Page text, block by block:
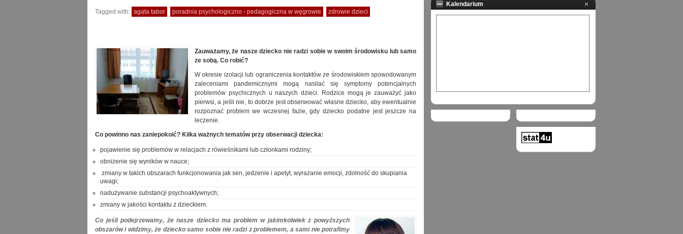
Tagged with: agata tabor poradnia psychologiczno - pedagogiczna w węgrowie zdrowie dzieci
Zauważamy, że nasze dziecko nie radzi sobie w swoim środowisku lub samo
ze sobą. Co robić?
W okresie izolacji lub ograniczenia kontaktów ze środowiskiem spowodowanym
zaleceniami pandemicznymi mogą nasilać się symptomy potencjalnych
problemów psychicznych u naszych dzieci. Rodzice mogą je zauważyć jako
pierwsi, a jeśli nie, to dobrze jest obserwować własne dziecko, aby ewentualnie
rozpoznać problem we wczesnej fazie, gdy dziecko podatne jest jeszcze na
leczenie.
Co powinno nas zaniepokoić? Kilka ważnych tematów przy obserwacji dziecka:
pojawienie się problemów w relacjach z rówieśnikami lub członkami rodziny;
obniżenie się wyników w nauce;
zmiany w takich obszarach funkcjonowania jak sen, jedzenie i apetyt, wyrażanie emocji, zdolność do skupiania
uwagi;
nadużywanie substancji psychoaktywnych;
zmiany w jakości kontaktu z dzieckiem.
Co jeśli podejrzewamy, że nasze dziecko ma problem w jakimkolwiek z powyższych
obszarów i widzimy, że dziecko samo sobie nie radzi z problemem, a sami nie potrafimy
Kalendarium